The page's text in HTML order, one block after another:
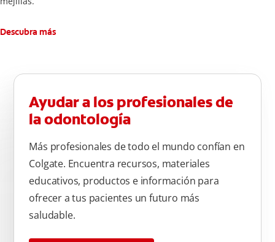
Descubra más
Ayudar a los profesionales de
la odontología
Más profesionales de todo el mundo confían en
Colgate. Encuentra recursos, materiales
educativos, productos e información para
ofrecer a tus pacientes un futuro más
saludable.